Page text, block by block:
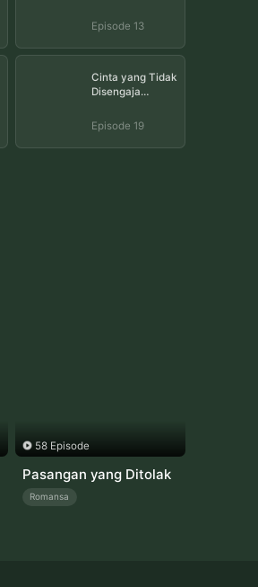
Episode 13
Cinta yang Tidak
Disengaja
Episode 19
58 Episode
Pasangan yang Ditolak
Romansa